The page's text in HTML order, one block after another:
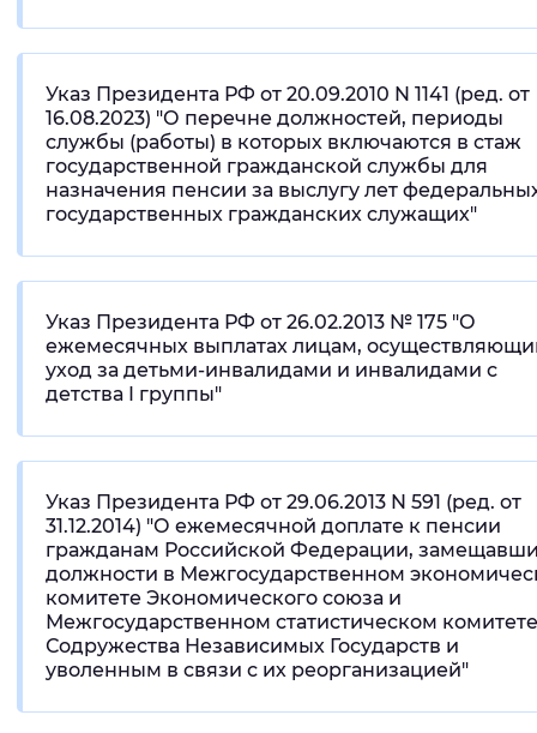
Указ Президента РФ от 20.09.2010 N 1141 (ред. от
16.08.2023) "О перечне должностей, периоды
службы (работы) в которых включаются в стаж
государственной гражданской службы для
назначения пенсии за выслугу лет
государственных гражданских служащих"
Указ Президента РФ от 26.02.2013 № 175 "О
ежемесячных выплатах лицам,
уход за детьми-инвалидами и инвалидами с
детства I группы"
Указ Президента РФ от 29.06.2013 N 591 (ред. от
31.12.2014) "О ежемесячной доплате к пенсии
гражданам Российской Федерации,
должности в Межгосударственном
комитете Экономического союза и
Межгосударственном статистическом комитете
Содружества Независимых Государств и
уволенным в связи с их реорганизацией"